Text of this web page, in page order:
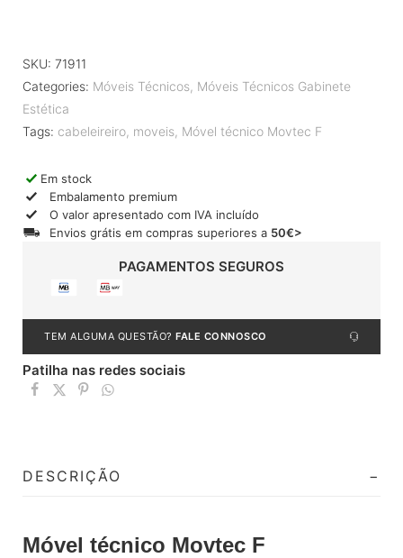
SKU: 71911
Categories: Móveis Técnicos, Móveis Técnicos Gabinete
Estética
Tags: cabeleireiro, moveis, Móvel técnico Movtec F
Em stock
Embalamento premium
O valor apresentado com IVA incluído
Envios grátis em compras superiores a 50€>
PAGAMENTOS SEGUROS
TEM ALGUMA QUESTÃO? FALE CONNOSCO
Patilha nas redes sociais
DESCRIÇÃO
Móvel técnico Movtec F